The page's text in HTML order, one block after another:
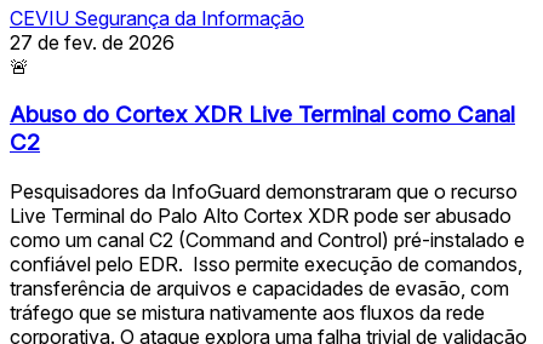
CEVIU Segurança da Informação
27 de fev. de 2026
🚨
Abuso do Cortex XDR Live Terminal como Canal
C2
Pesquisadores da InfoGuard demonstraram que o recurso
Live Terminal do Palo Alto Cortex XDR pode ser abusado
como um canal C2 (Command and Control) pré-instalado e
confiável pelo EDR. ️ Isso permite execução de comandos,
transferência de arquivos e capacidades de evasão, com
tráfego que se mistura nativamente aos fluxos da rede
corporativa. O ataque explora uma falha trivial de validação